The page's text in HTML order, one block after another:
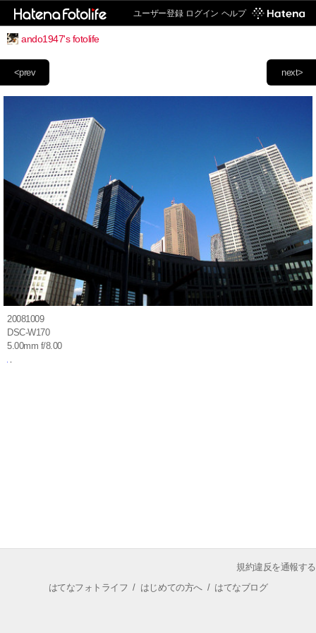
ユーザー登録 ログイン ヘルプ
ando1947's fotolife
next>
<prev
20081009
DSC-W170
5.00mm f/8.00
規約違反を通報する
はてなフォトライフ / はじめての方へ/ はてなブログ